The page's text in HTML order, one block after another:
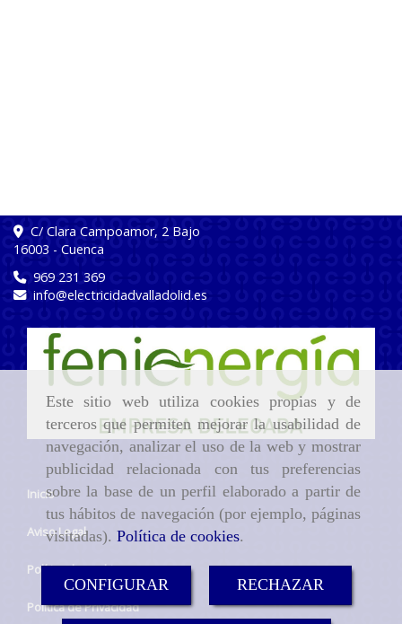
Este sitio web utiliza cookies propias y de
terceros que permiten mejorar la usabilidad de
navegación, analizar el uso de la web y mostrar
publicidad relacionada con tus preferencias
sobre la base de un perfil elaborado a partir de
tus hábitos de navegación (por ejemplo, páginas
visitadas). Política de cookies.
CONFIGURAR RECHAZAR
C/ Clara Campoamor, 2 Bajo
16003 - Cuenca
969 231 369
info
electricidadvalladolid.es
Inicio
Aviso Legal
Política de cookies
Política de Privacidad